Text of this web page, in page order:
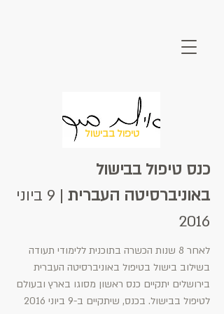
טיפול בבישול
כנס טיפול בבישול
באוניברסיטה העברית
| 9 ביוני
2016
לאחר 8 שנות הכשרה בתוכנית ללימודי תעודה
בשילוב בישול בטיפול באוניברסיטה העברית
בירושלים יתקיים כנס ראשון מסוגו בארץ ובעולם
לטיפול בבישול. בכנס, שיתקיים ב-9 ביוני 2016